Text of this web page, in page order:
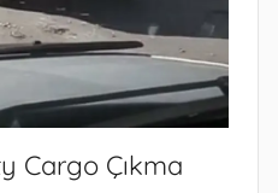
Cargo Çıkma